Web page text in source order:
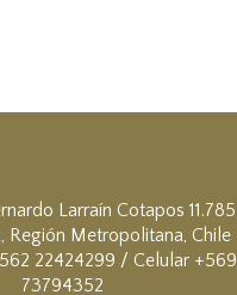
Larraín Cotapos 11.785
Región Metropolitana, Chile
22424299 / Celular +569
73794352